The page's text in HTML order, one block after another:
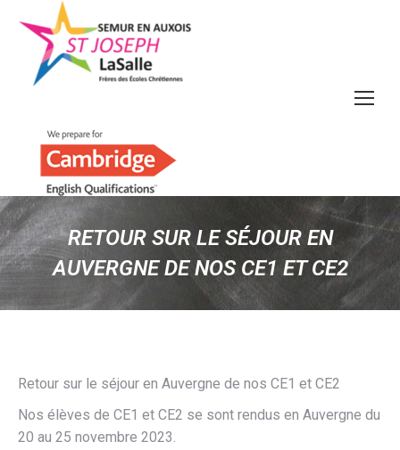
RETOUR SUR LE SÉJOUR EN
AUVERGNE DE NOS CE1 ET CE2
Retour sur le séjour en Auvergne de nos CE1 et CE2
Nos élèves de CE1 et CE2 se sont rendus en Auvergne du
20 au 25 novembre 2023.